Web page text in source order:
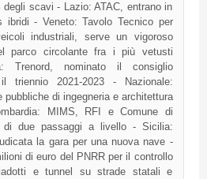
degli scavi - Lazio: ATAC, entrano in
ibridi - Veneto: Tavolo Tecnico per
industriali, serve un vigoroso
parco circolante fra i più vetusti
Trenord, nominato il consiglio
il triennio 2021-2023 - Nazionale:
pubbliche di ingegneria e architettura
MIMS, RFI e Comune di
di due passaggi a livello - Sicilia:
la gara per una nuova nave -
di euro del PNRR per il controllo
e tunnel su strade statali e